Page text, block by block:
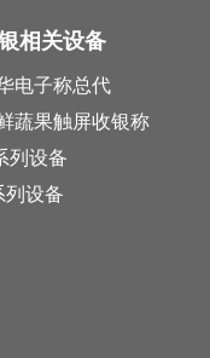
相关设备
电子称总代
蔬果触屏收银称
列设备
列设备